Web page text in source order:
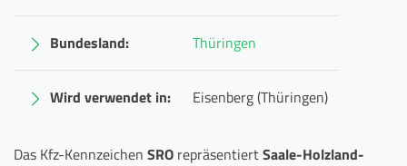
Bundesland: Thüringen
Wird verwendet in: Eisenberg (Thüringen)
Das Kfz-Kennzeichen SRO repräsentiertSaale-Holzland-